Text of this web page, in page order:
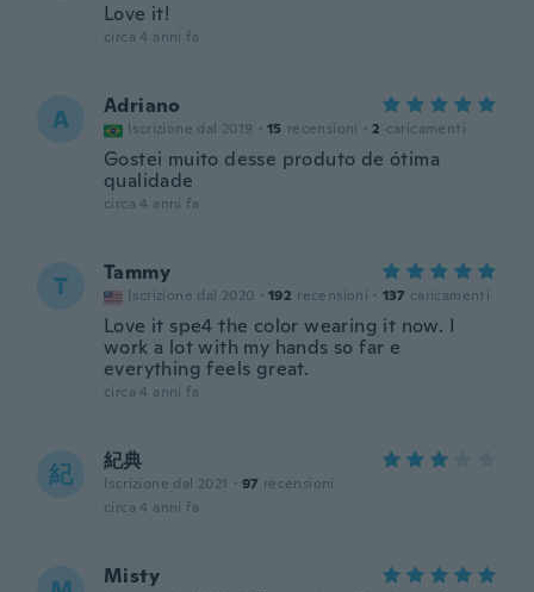
Love it!
circa 4 anni fa
A Adriano
Iscrizione dal 2019 · 15 recensioni · 2 caricamenti
Gostei muito desse produto de ótima
qualidade
circa 4 anni fa
T Tammy
Iscrizione dal 2020 · 192 recensioni · 137 caricamenti
Love it spe4 the color wearing it now. I
work a lot with my hands so far e
everything feels great.
circa 4 anni fa
紀 紀典
Iscrizione dal 2021 · 97 recensioni
circa 4 anni fa
Misty